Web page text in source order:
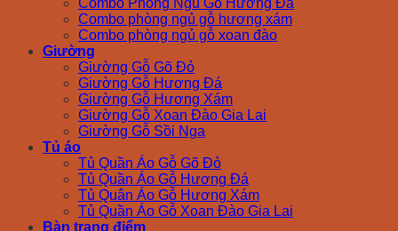
Combo Phòng Ngủ Gỗ Hương Đá
Combo phòng ngủ gỗ hương xám
Combo phòng ngủ gỗ xoan đào
Giường
Giường Gỗ Gõ Đỏ
Giường Gỗ Hương Đá
Giường Gỗ Hương Xám
Giường Gỗ Xoan Đào Gia Lai
Giường Gỗ Sồi Nga
Tủ áo
Tủ Quần Áo Gỗ Gõ Đỏ
Tủ Quần Áo Gỗ Hương Đá
Tủ Quân Áo Gỗ Hương Xám
Tủ Quần Áo Gỗ Xoan Đào Gia Lai
Bàn trang điểm